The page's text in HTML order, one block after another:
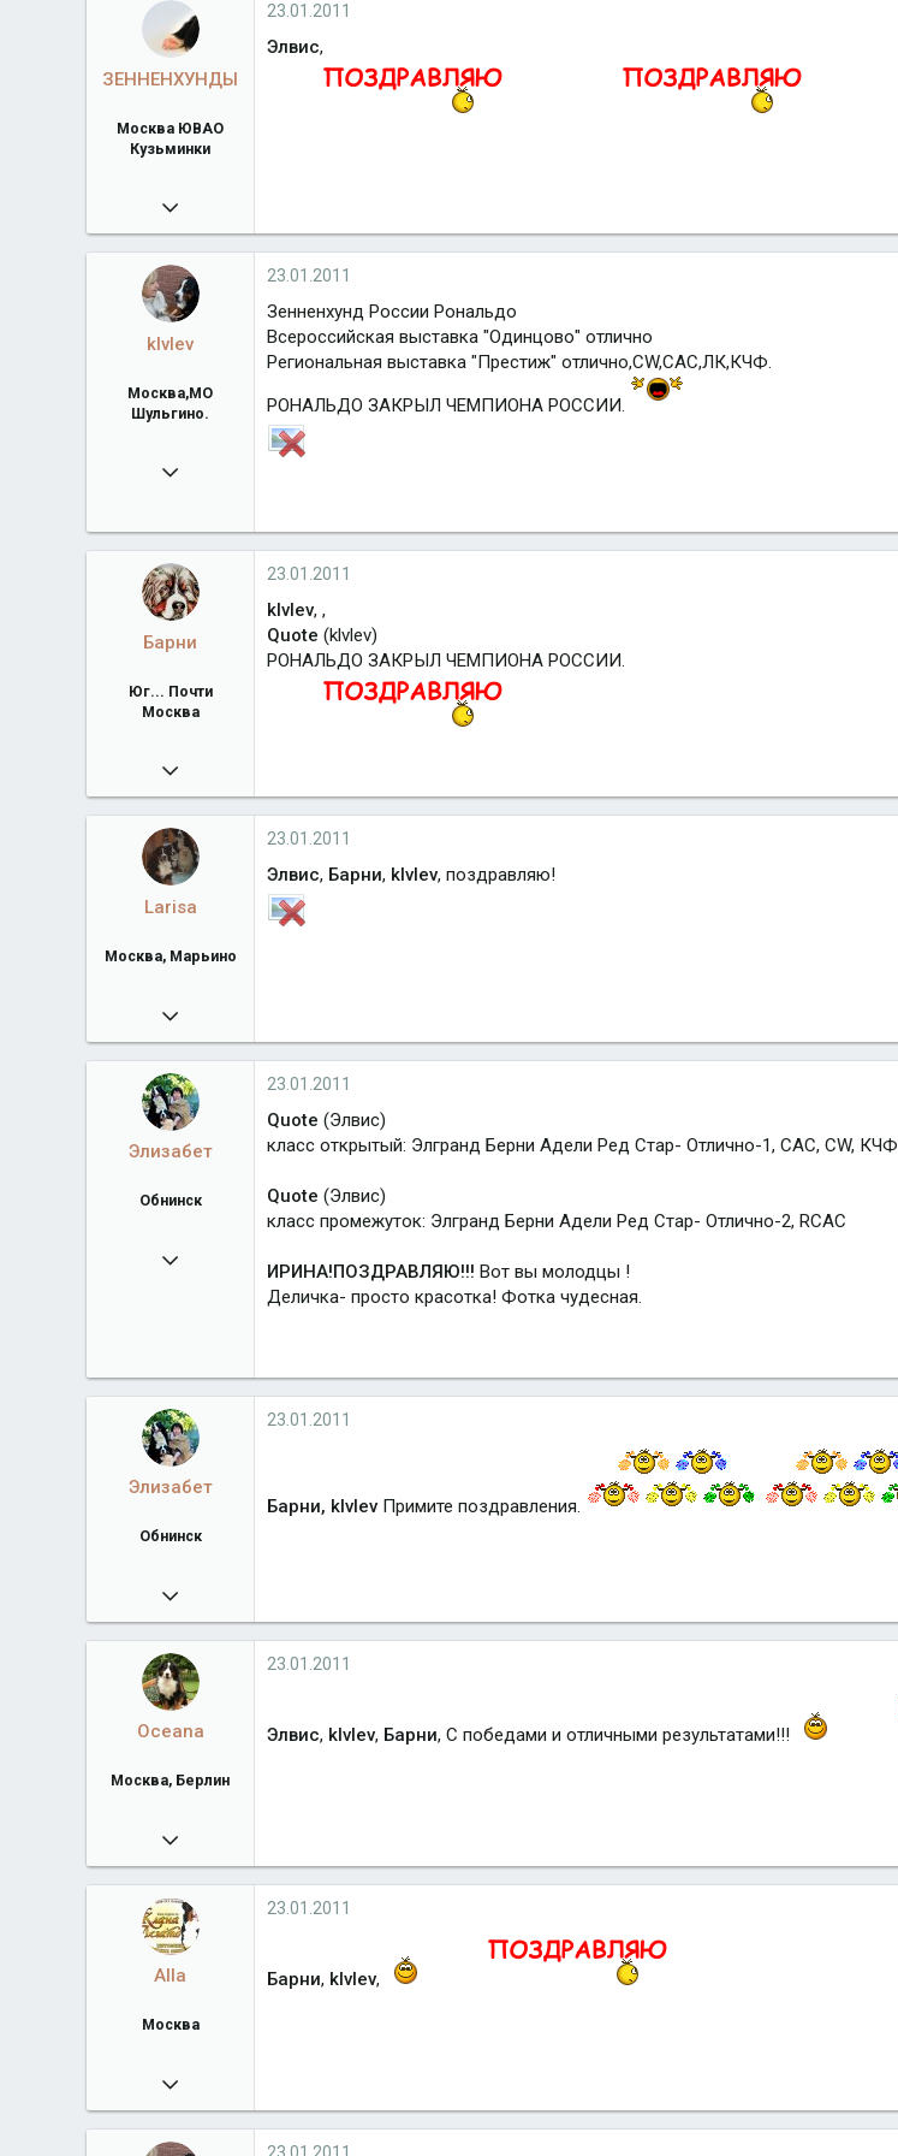
klan-legato.ru
Город
Москва
ЗЕННЕНХУНДЫ
Москва ЮВАО
Кузьминки
17.03.2009
4 498
Город
23.01.2011
Элвис,
klvlev
Москва,МО
Шульгино.
07.07.2009
bachahills.ucoz.ru
23.01.2011
Зенненхунд России Рональдо
Всероссийская выставка "Одинцово" отлично
Региональная выставка "Престиж" отлично,CW,САС,ЛК,КЧФ.
РОНАЛЬДО ЗАКРЫЛ ЧЕМПИОНА РОССИИ.
Барни
Юг... Почти
Москва
04.06.2009
26 620
23.01.2011
klvlev, ,
Quote (klvlev)
РОНАЛЬДО ЗАКРЫЛ ЧЕМПИОНА РОССИИ.
Larisa
Москва, Марьино
15.08.2010
53 876
23.01.2011
Элвис, Барни, klvlev, поздравляю!
Элизабет
Обнинск
18.03.2010
23.01.2011
Quote (Элвис)
класс открытый: Элгранд Берни Адели Ред Стар- Отлично-1, САС, CW, КЧФ
Quote (Элвис)
класс промежуток: Элгранд Берни Адели Ред Стар- Отлично-2, RCAC
ИРИНА!ПОЗДРАВЛЯЮ!!! Вот вы молодцы !
Деличка- просто красотка! Фотка чудесная.
Элизабет
Обнинск
18.03.2010
5 153
Обнинск
23.01.2011
Барни, klvlev Примите поздравления.
Oceana
Москва, Берлин
01.07.2010
3 002
23.01.2011
Элвис, klvlev, Барни, С победами и отличными результатами!!!
Alla
Москва
23.11.2009
6 279
klan-legato.ru
23.01.2011
Барни, klvlev,
23.01.2011